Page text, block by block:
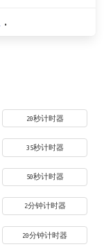
.
20秒计时器
35秒计时器
50秒计时器
2分钟计时器
20分钟计时器